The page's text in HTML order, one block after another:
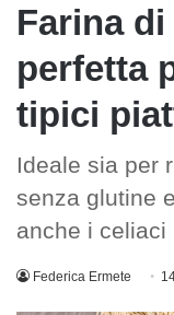
Farina
perfetta
tipici
Ideale sia per
senza glutine
anche i celiaci
Federica Ermete